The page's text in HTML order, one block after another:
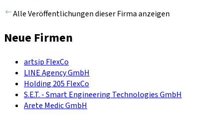
Alle Veröffentlichungen dieser Firma anzeigen
Neue Firmen
artsip FlexCo
LINE Agency GmbH
Holding 205 FlexCo
S.E.T. - Smart Engineering Technologies GmbH
Arete Medic GmbH